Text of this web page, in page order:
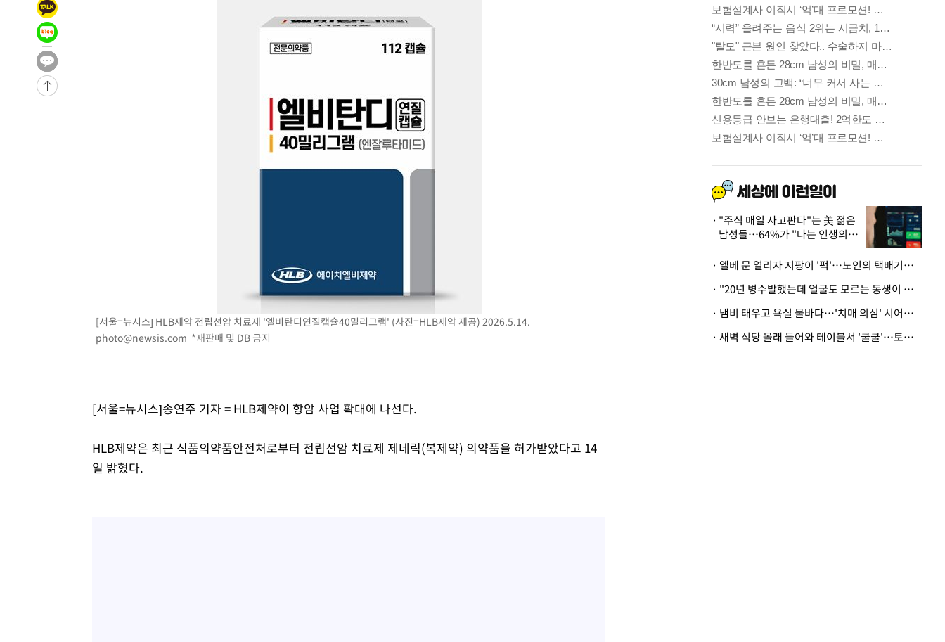
[서울=뉴시스] HLB제약 전립선암 치료제 '엘비탄디연질캡슐40밀리그램' (사진=HLB제약 제공) 2026.5.14.
photo@newsis.com *재판매 및 DB 금지
[서울=뉴시스]송연주 기자 = HLB제약이 항암 사업 확대에 나선다.
HLB제약은 최근 식품의약품안전처로부터 전립선암 치료제 제네릭(복제약) 의약품을 허가받았다고 14
일 밝혔다.
"주식 매일 사고판다"는 美 젊은
남성들…64%가 "나는 인생의
· 엘베 문 열리자 지팡이 '퍽'…노인의 택배기사 폭행 이유
· "20년 병수발했는데 얼굴도 모르는 동생이 유산 절반을"…배다른 형제 상속권 있을까
· 냄비 태우고 욕실 물바다…'치매 의심' 시어머니 검사 권유했다가 '날벼락'
· 새벽 식당 몰래 들어와 테이블서 '쿨쿨'…토사물 남기고 사라진 남성